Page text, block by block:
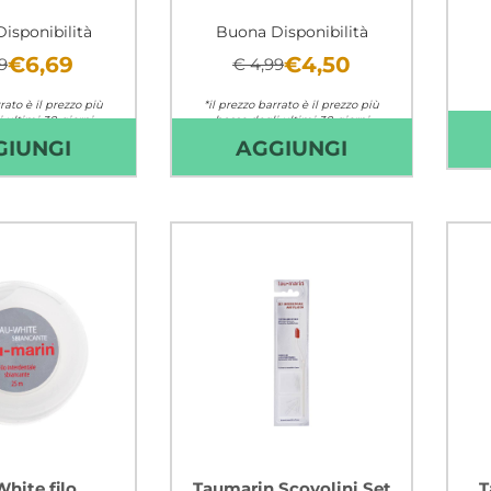
€6,69
è il prezzo più
ultimi 30 giorni
AGGIUNGI KUKIDENT
DOPPIA
Buona Disponibilità
€ 4,99€4,50
*il prezzo barrato è il prezzo più
basso degli ultimi 30 giorni
Non mutuabile
AGGIUNGI AGGIUNGI
SPAZZOLINO